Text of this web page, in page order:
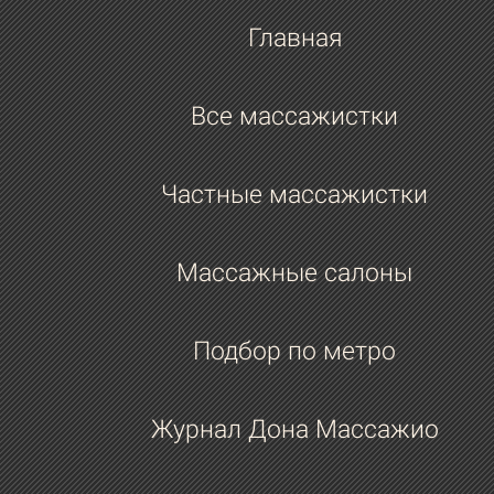
Любимые фильмы, сериалы? Может,
то запомнилось из последнего? Жанр
какой-то?
Обожаю все турецкие!
Какого известного актера или
музыкального исполнителя ты хотела
видеть у тебя в гостях на массаже?
Всех турецких актёров! *смеётся*
Книга, которую ты с удовольствием
перечитать или порекомендовать?
Я давно не читаю.
Какое качество у мужчин ты считаешь
Главная
Все массажистки
Частные массажистки
Массажные салоны
Подбор по метро
Журнал Дона Массажио